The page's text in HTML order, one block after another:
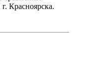
Красноярска.